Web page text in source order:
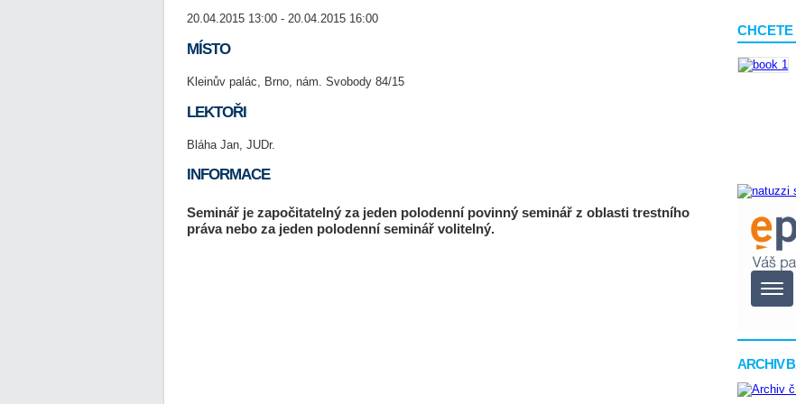
ARCHIV
20.04.2015 13:00 - 20.04.2015 16:00
MÍSTO
Kleinův palác, Brno, nám. Svobody 84/15
LEKTOŘI
Bláha Jan, JUDr.
INFORMACE
Seminář je započitatelný za jeden polodenní povinný seminář z oblasti trestního
práva nebo za jeden polodenní seminář volitelný.